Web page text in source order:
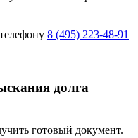
8 (495) 223-48-91
долга
готовый документ.